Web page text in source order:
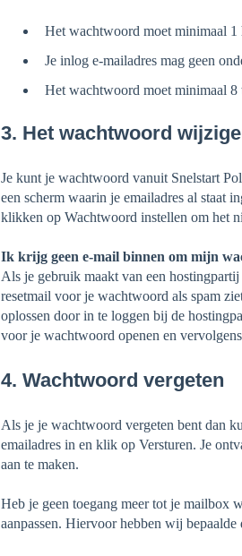
Het wachtwoord moet minimaal 1
Je inlog e-mailadres mag geen
Het wachtwoord moet minimaal 8
3. Het wachtwoord
Je kunt je wachtwoord vanuit Snelstart
een scherm waarin je emailadres al staat
klikken op Wachtwoord instellen om het
Ik krijg geen e-mail binnen om mijn
Als je gebruik maakt van een
resetmail voor je wachtwoord als spam
oplossen door in te loggen bij de
voor je wachtwoord openen en
4. Wachtwoord vergeten
Als je je wachtwoord vergeten bent dan
emailadres in en klik op Versturen. Je
aan te maken.
Heb je geen toegang meer tot je mailbox
aanpassen. Hiervoor hebben wij